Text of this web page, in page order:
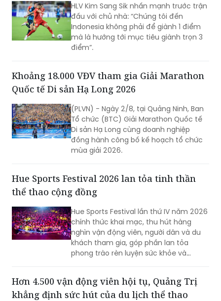
HLV Kim Sang Sik nhấn mạnh trước trận
đấu với chủ nhà: “Chúng tôi đến
Indonesia không phải để giành 1 điểm
mà là hướng tới mục tiêu giành trọn 3
điểm”.
Khoảng 18.000 VĐV tham gia Giải Marathon
Quốc tế Di sản Hạ Long 2026
(PLVN) - Ngày 2/8, tại Quảng Ninh, Ban
Tổ chức (BTC) Giải Marathon Quốc tế
Di sản Hạ Long cùng doanh nghiệp
đồng hành công bố kế hoạch tổ chức
mùa giải 2026.
Hue Sports Festival 2026 lan tỏa tinh thần
thể thao cộng đồng
Hue Sports Festival lần thứ IV năm 2026
chính thức khai mạc, thu hút hàng
nghìn vận động viên, người dân và du
khách tham gia, góp phần lan tỏa
phong trào rèn luyện sức khỏe và
Hơn 4.500 vận động viên hội tụ, Quảng Trị
khẳng định sức hút của du lịch thể thao